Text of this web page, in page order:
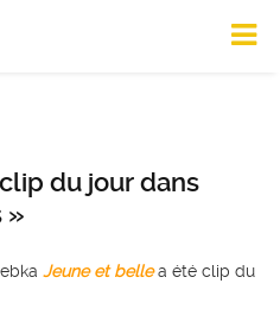
du jour dans
»
Jeune et bellea été clip du